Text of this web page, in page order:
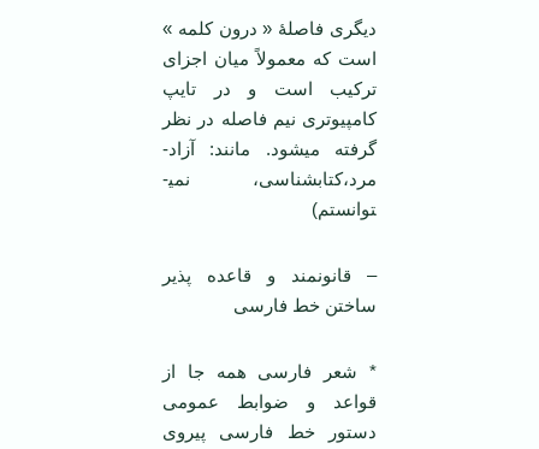
دیگری فاصلۀ « درون کلمه »
است که معمولاً میان اجزای
ترکیب است و در تایپ
کامپیوتری نیم فاصله در نظر
گرفته می­شود. مانند: آزا­د­
مرد،کتاب­شناسی، نمی­
توانستم)
– قانونمند و قاعده پذیر
ساختن خط فارسی
* شعر فارسی همه جا از
قواعد و ضوابط عمومی
دستور خط فارسی پیروی